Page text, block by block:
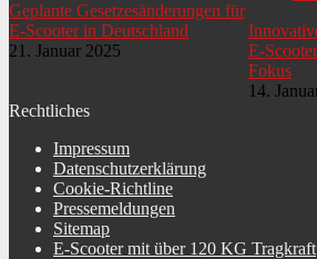
Geplante Gesetzesänderungen für
E-Scooter in Deutschland
21. Januar 2025
E-
Fokus
14.
Rechtliches
Impressum
Datenschutzerklärung
Cookie-Richtline
Pressemeldungen
Sitemap
E-Scooter mit über 120 KG Tragkraft